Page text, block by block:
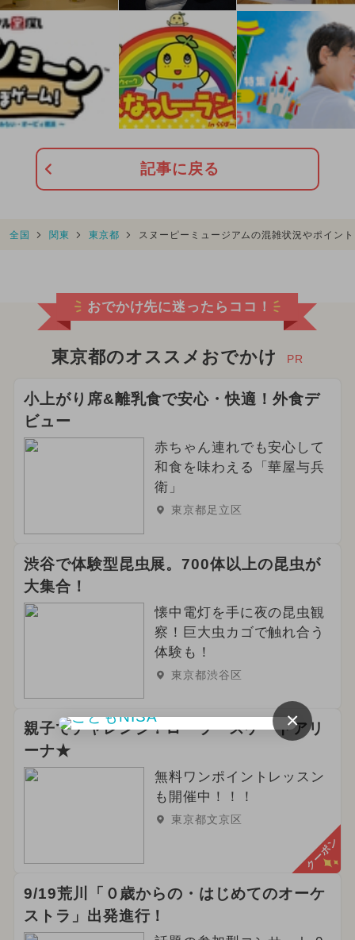
記事に戻る
全国 関東 東京都 スヌーピーミュージアムの混雑状況やポイン
おでかけ先に迷ったらココ！
東京都のオススメおでかけ PR
小上がり席&離乳食で安心・快適！外食デ
ビュー
赤ちゃん連れでも安心して
和食を味わえる「華屋与兵
衛」
東京都足立区
渋谷で体験型昆虫展。700体以上の昆虫が
大集合！
懐中電灯を手に夜の昆虫観
察！巨大虫カゴで触れ合う
体験も！
東京都渋谷区
親子でチャレンジ！ローラースケートアリ
ーナ★
無料ワンポイントレッスン
も開催中！！！
東京都文京区
クーポン
9/19荒川「０歳からの・はじめてのオーケ
ストラ」出発進行！
×